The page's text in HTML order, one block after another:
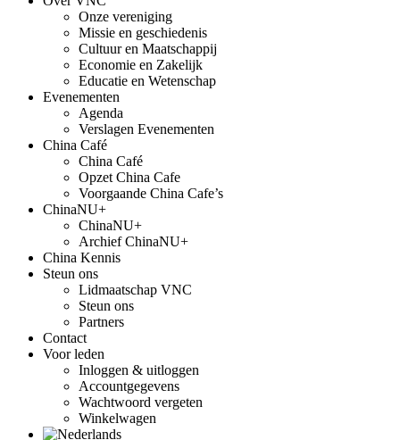
Onze vereniging
Missie en geschiedenis
Cultuur en Maatschappij
Economie en Zakelijk
Educatie en Wetenschap
Evenementen
Agenda
Verslagen Evenementen
China Café
China Café
Opzet China Cafe
Voorgaande China Cafe’s
ChinaNU+
ChinaNU+
Archief ChinaNU+
China Kennis
Steun ons
Lidmaatschap VNC
Steun ons
Partners
Contact
Voor leden
Inloggen & uitloggen
Accountgegevens
Wachtwoord vergeten
Winkelwagen